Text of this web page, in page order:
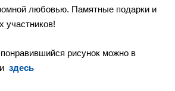
любовью. Памятные подарки и
участников!
рисунок можно в
здесь